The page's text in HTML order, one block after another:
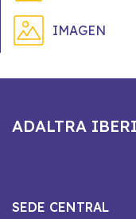
IMAGEN
ADALTRA
SEDE CENTRAL